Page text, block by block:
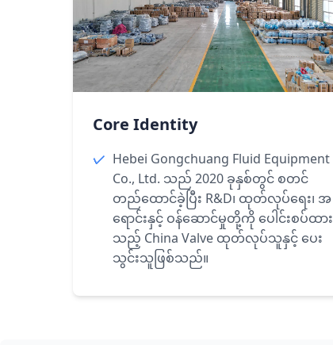
Core Identity
Hebei Gongchuang Fluid Equipment
Co., Ltd. သည် 2020 ခုနှစ်တွင် စတင်
တည်ထောင်ခဲ့ပြီး R&D၊ ထုတ်လုပ်ရေး၊ အ
ရောင်းနှင့် ဝန်ဆောင်မှုတို့ကို ပေါင်းစပ်ထား
သည့် China Valve ထုတ်လုပ်သူနှင့် ပေး
သွင်းသူဖြစ်သည်။